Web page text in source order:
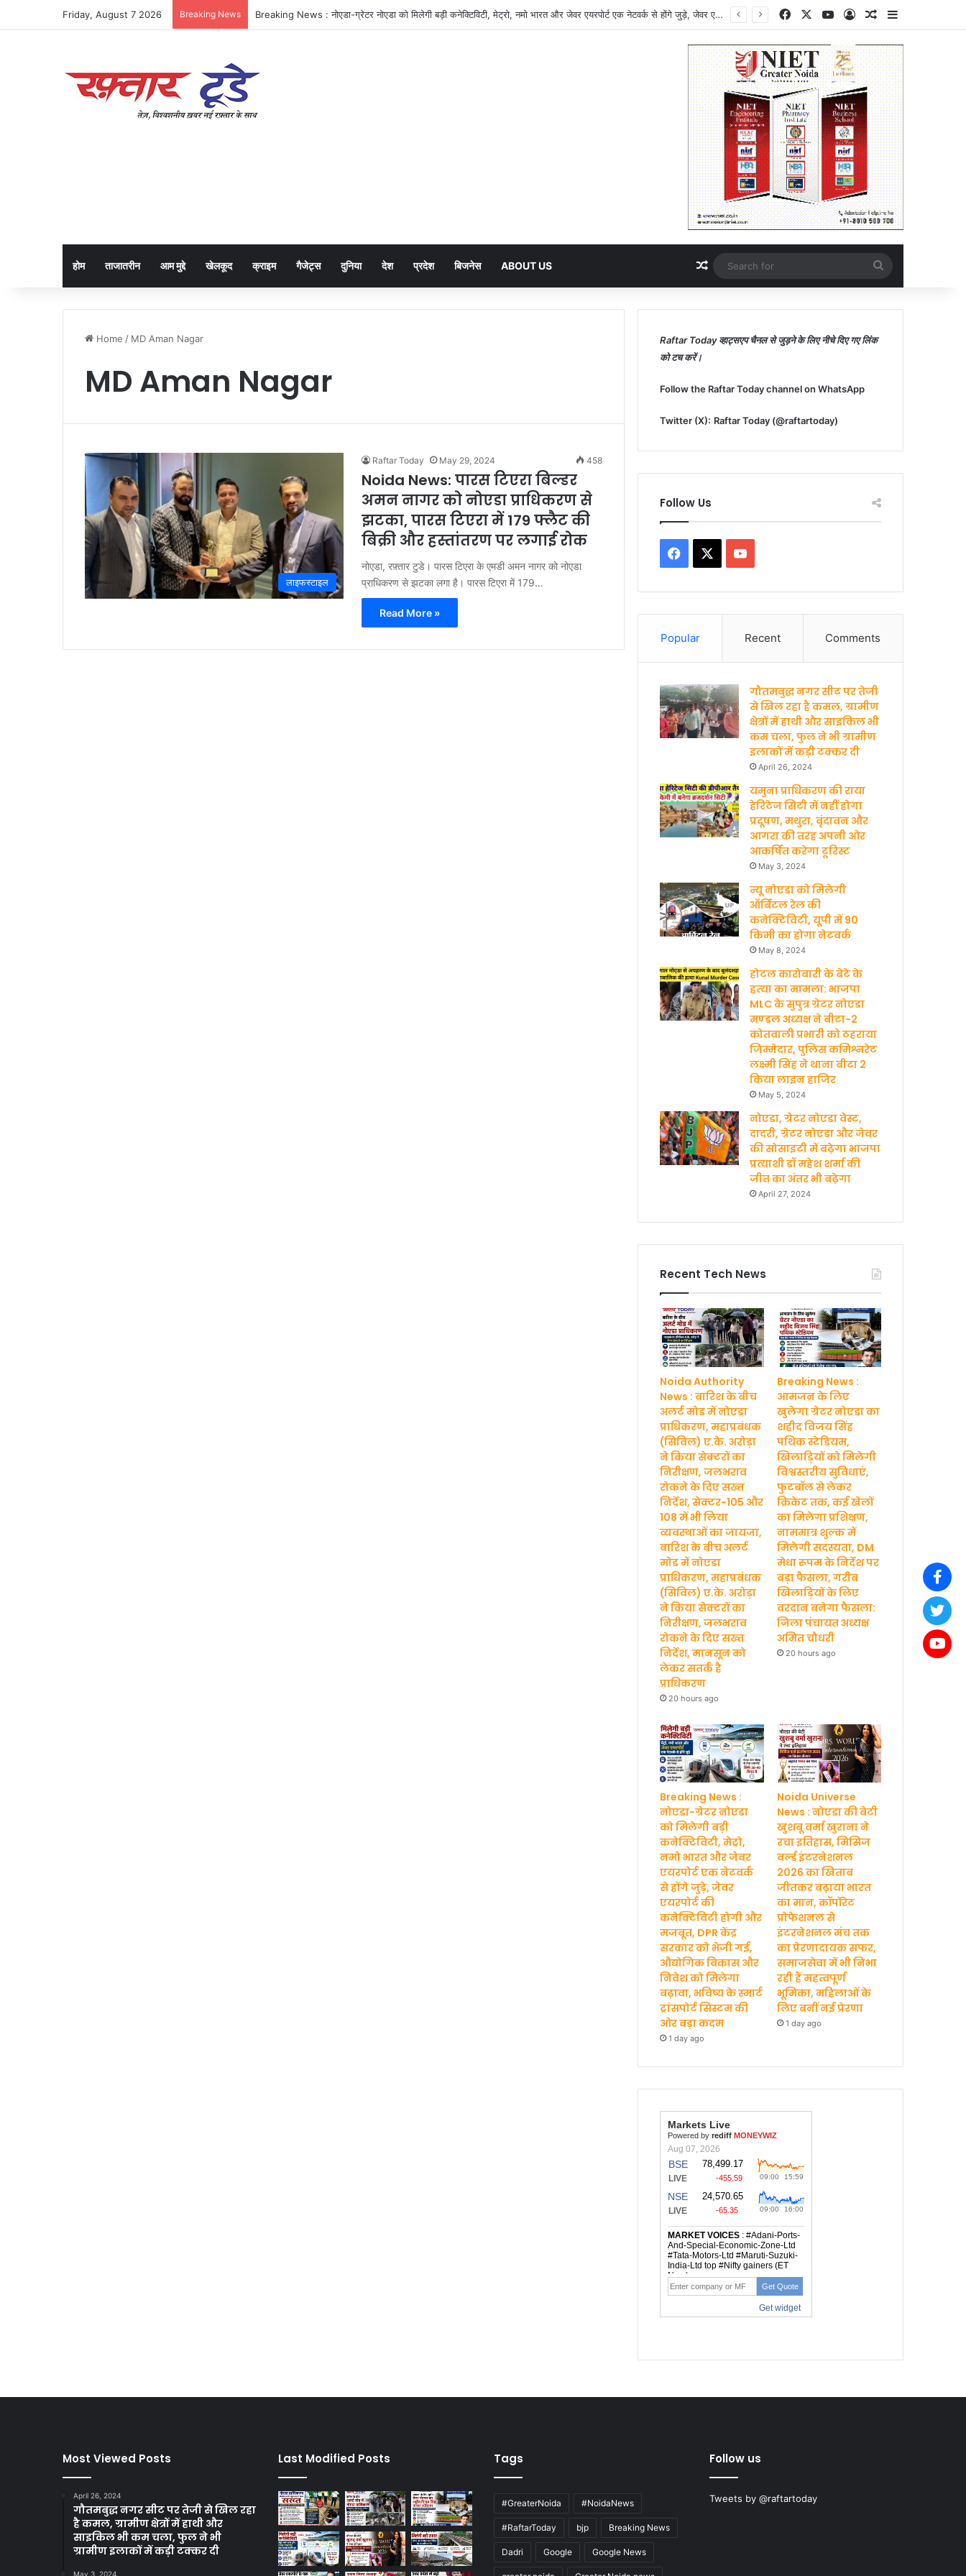
Friday, August 7 2026 Breaking News Breaking News : नोएडा-ग्रेटर नोएडा को मिलेगी बड़ी कनेक्टिविटी, मेट्रो, नमो भारत और जेवर एयरपोर्ट एक नेटवर्क से होंगे जुड़े, जेवर एयरपोर्ट की कनेक्टिविटी होगी और मजबूत, DPR केंद्र सरकार को भेजी गई, औद्योगिक विकास और निवेश को मिलेगा बढ़ावा, भविष्य के स्मार्ट ट्रांसपोर्ट सिस्टम की ओर बड़ा कदम FacebookYouTubeLog InRandom Article
होम ताजातरीन आम मुद्दे खेलकूद क्राइम गैजेट्स दुनिया देश प्रदेश बिजनेस ABOUT US Random Article
for
Home / MD Aman Nagar
MD Aman Nagar
लाइफस्टाइल
Raftar Today May 29, 2024 458
Noida News: पारस टिएरा बिल्डर
अमन नागर को नोएडा प्राधिकरण से
झटका, पारस टिएरा में 179 फ्लैट की
बिक्री और हस्तांतरण पर लगाई रोक
नोएडा, रफ़्तार टुडे। पारस टिएरा के एमडी अमन नागर को नोएडा
प्राधिकरण से झटका लगा है। पारस टिएरा में 179…
Read More »
Raftar Today व्हाट्सएप चैनल से जुड़ने के लिए नीचे दिए गए लिंक
को टच करें।
Follow the Raftar Today channel on WhatsApp
Twitter (X): Raftar Today (@raftartoday)
Follow Us
c
e
o
o
u
T
b
e
Popular Recent Comments
गौतमबुद्ध नगर सीट पर तेजी
से खिल रहा है कमल, ग्रामीण
क्षेत्रों में हाथी और साइकिल भी
कम चला, फुल ने भी ग्रामीण
इलाकों में कड़ी टक्कर दी
April 26, 2024
यमुना प्राधिकरण की राया
हेरिटेज सिटी में नहीं होगा
प्रदूषण, मथुरा, वृंदावन और
आगरा की तरह अपनी ओर
आकर्षित करेगा टूरिस्ट
May 3, 2024
न्यू नोएडा को मिलेगी
ऑर्बिटल रेल की
कनेक्टिविटी, यूपी में 90
किमी का होगा नेटवर्क
May 8, 2024
होटल कारोबारी के बेटे के
हत्‍या का मामला: भाजपा
MLC के सुपुत्र ग्रेटर नोएडा
मण्‍डल अध्‍यक्ष ने बीटा-2
कोतवाली प्रभारी को ठहराया
जिम्मेदार, पुलिस कमिश्नरेट
लक्ष्मी सिंह ने थाना बीटा 2
किया लाइन हाजिर
May 5, 2024
नोएडा, ग्रेटर नोएडा वेस्ट,
दादरी, ग्रेटर नोएडा और जेवर
की सोसाइटी में बढ़ेगा भाजपा
प्रत्याशी डॉ महेश शर्मा की
जीत का अंतर भी बढ़ेगा
April 27, 2024
Recent Tech News
Noida Authority
News : बारिश के बीच
अलर्ट मोड में नोएडा
प्राधिकरण, महाप्रबंधक
(सिविल) ए.के. अरोड़ा
ने किया सेक्टरों का
निरीक्षण, जलभराव
रोकने के दिए सख्त
निर्देश, सेक्टर-105 और
108 में भी लिया
व्यवस्थाओं का जायजा,
बारिश के बीच अलर्ट
मोड में नोएडा
प्राधिकरण, महाप्रबंधक
(सिविल) ए.के. अरोड़ा
ने किया सेक्टरों का
निरीक्षण, जलभराव
रोकने के दिए सख्त
निर्देश, मानसून को
लेकर सतर्क है
प्राधिकरण
20 hours ago
Breaking News :
आमजन के लिए
खुलेगा ग्रेटर नोएडा का
शहीद विजय सिंह
पथिक स्टेडियम,
खिलाड़ियों को मिलेगी
विश्वस्तरीय सुविधाएं,
फुटबॉल से लेकर
क्रिकेट तक, कई खेलों
का मिलेगा प्रशिक्षण,
नाममात्र शुल्क में
मिलेगी सदस्यता, DM
मेधा रूपम के निर्देश पर
बड़ा फैसला, गरीब
खिलाड़ियों के लिए
वरदान बनेगा फैसला:
जिला पंचायत अध्यक्ष
अमित चौधरी
20 hours ago
Breaking News :
नोएडा-ग्रेटर नोएडा
को मिलेगी बड़ी
कनेक्टिविटी, मेट्रो,
नमो भारत और जेवर
एयरपोर्ट एक नेटवर्क
से होंगे जुड़े, जेवर
एयरपोर्ट की
कनेक्टिविटी होगी और
मजबूत, DPR केंद्र
सरकार को भेजी गई,
औद्योगिक विकास और
निवेश को मिलेगा
बढ़ावा, भविष्य के स्मार्ट
ट्रांसपोर्ट सिस्टम की
ओर बड़ा कदम
1 day ago
Noida Universe
News : नोएडा की बेटी
खुशबू वर्मा खुराना ने
रचा इतिहास, मिसिज
वर्ल्ड इंटरनेशनल
2026 का खिताब
जीतकर बढ़ाया भारत
का मान, कॉर्पोरेट
प्रोफेशनल से
इंटरनेशनल मंच तक
का प्रेरणादायक सफर,
समाजसेवा में भी निभा
रही हैं महत्वपूर्ण
भूमिका, महिलाओं के
लिए बनीं नई प्रेरणा
1 day ago
Most Viewed Posts
April 26, 2024
गौतमबुद्ध नगर सीट पर तेजी से खिल रहा
है कमल, ग्रामीण क्षेत्रों में हाथी और
साइकिल भी कम चला, फुल ने भी
ग्रामीण इलाकों में कड़ी टक्कर दी
May 3, 2024
Last Modified Posts Tags
#GreaterNoida #NoidaNews
#RaftarToday bjp Breaking News
Dadri Google Google News
Follow us
Tweets by @raftartoday